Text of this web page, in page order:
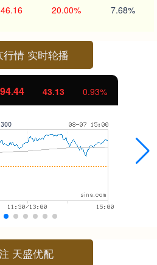
20.00% 7.68%
行情 实时轮播
43.13 0.93%
天盛优配